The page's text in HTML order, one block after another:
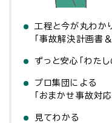
工程と今が丸わか
「事故解決計画書＆
ずっと安心「わた
プロ集団による
「おまかせ事故対応
見てわかる